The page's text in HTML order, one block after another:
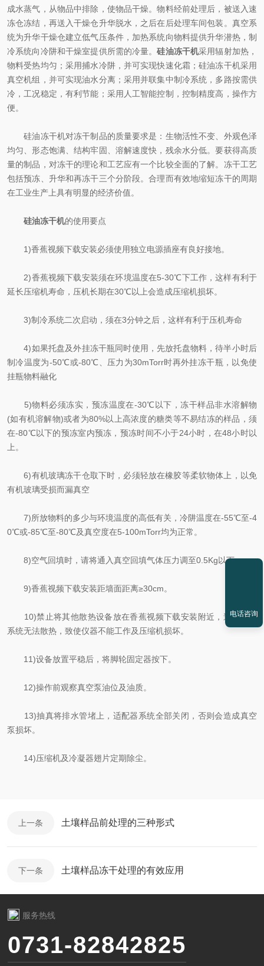
成水蒸气，从物品中排除，使物品干燥。物料经前处理后，被送入速
冻仓冻结，再送入干燥仓升华脱水，之后在后处理车间包装。真空系
统为升华干燥仓建立低气压条件，加热系统向物料提供升华潜热，制
冷系统向冷阱和干燥室提供所需的冷量。硅油冻干机采用辐射加热，
物料受热均匀；采用捕水冷阱，并可实现快速化霜；硅油冻干机采用
真空机组，并可实现油水分离；采用并联集中制冷系统，多路按需供
冷，工况稳定，有利节能；采用人工智能控制，控制精度高，操作方
便。
硅油冻干机对冻干制品的质量要求是：生物活性不变、外观色泽
均匀、形态饱满、结构牢固、溶解速度快，残余水分低。要获得高质
量的制品，对冻干的理论和工艺应有一个比较全面的了解。冻干工艺
包括预冻、升华和再冻干三个分阶段。合理而有效地缩短冻干的周期
在工业生产上具有明显的经济价值。
硅油冻干机的使用要点
1)香蕉视频下载安装必须使用独立电源插座有良好接地。
2)香蕉视频下载安装须在环境温度在5-30℃下工作，这样有利于
延长压缩机寿命，压机长期在30℃以上会造成压缩机损坏。
3)制冷系统二次启动，须在3分钟之后，这样有利于压机寿命
4)如果托盘及外挂冻干瓶同时使用，先放托盘物料，待半小时后
制冷温度为-50℃或-80℃、压力为30mTorr时再外挂冻干瓶，以免使
挂瓶物料融化
5)物料必须冻实，预冻温度在-30℃以下，冻干样品非水溶解物
(如有机溶解物)或者为80%以上高浓度的糖类等不易结冻的样品，须
在-80℃以下的预冻室内预冻，预冻时间不小于24小时，在48小时以
上。
6)有机玻璃冻干仓取下时，必须轻放在橡胶等柔软物体上，以免
有机玻璃受损而漏真空
7)所放物料的多少与环境温度的高低有关，冷阱温度在-55℃至-4
0℃或-85℃至-80℃及真空度在5-100mTorr均为正常。
8)空气回填时，请将通入真空回填气体压力调至0.5Kg以下。
9)香蕉视频下载安装距墙面距离≥30cm。
10)禁止将其他散热设备放在香蕉视频下载安装附近，造成制冷
系统无法散热，致使仪器不能工作及压缩机损坏。
11)设备放置平稳后，将脚轮固定器按下。
12)操作前观察真空泵油位及油质。
13)抽真将排水管堵上，适配器系统全部关闭，否则会造成真空
泵损坏。
14)压缩机及冷凝器翅片定期除尘。
上一条 土壤样品前处理的三种形式
下一条 土壤样品冻干处理的有效应用
服务热线
0731-82842825
电话咨询